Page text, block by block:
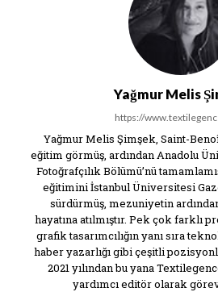
Yağmur Melis
https://
Yağmur Melis Şimşek, Saint-
eğitim görmüş, ardından Anadolu
Fotoğrafçılık Bölümü’nü
eğitimini İstanbul Üniversitesi
sürdürmüş, mezuniyetin
hayatına atılmıştır. Pek çok farklı
grafik tasarımcılığın yanı sıra
haber yazarlığı gibi çeşitli
2021 yılından bu yana
yardımcı editör olarak